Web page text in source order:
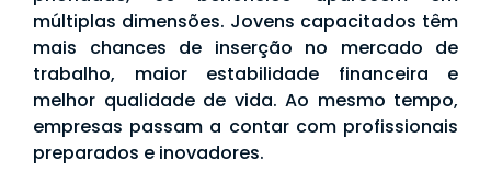
múltiplas dimensões. Jovens capacitados têm
mais chances de inserção no mercado de
trabalho, maior estabilidade financeira e
melhor qualidade de vida. Ao mesmo tempo,
empresas passam a contar com profissionais
preparados e inovadores.